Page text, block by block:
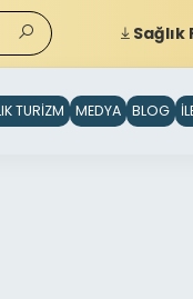
Sağlık
TURİZM MEDYA BLOG